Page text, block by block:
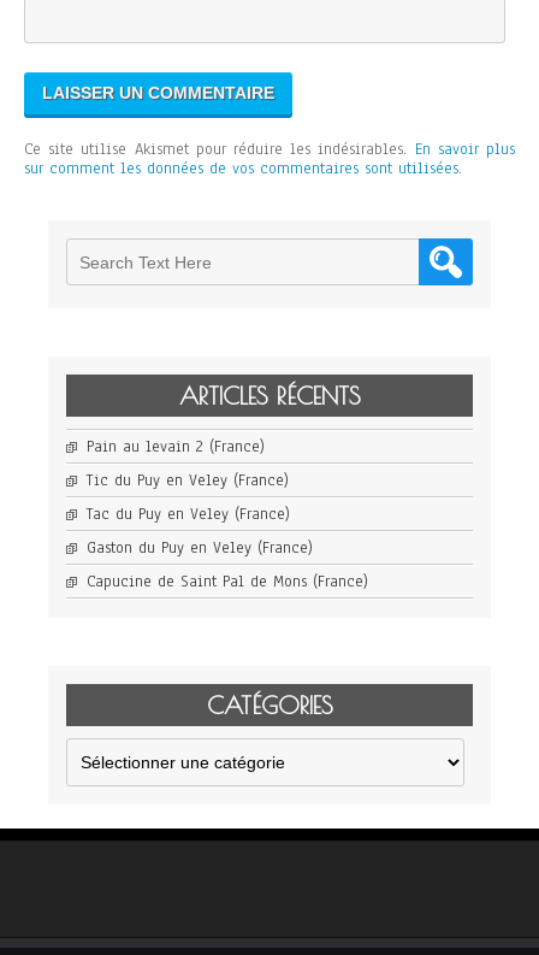
Ce site utilise Akismet pour réduire les indésirables. En savoir plus
sur comment les données de vos commentaires sont utilisées.
ARTICLES RÉCENTS
Pain au levain 2 (France)
Tic du Puy en Veley (France)
Tac du Puy en Veley (France)
Gaston du Puy en Veley (France)
Capucine de Saint Pal de Mons (France)
CATÉGORIES
Catégories